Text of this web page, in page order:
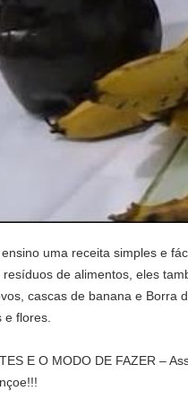
uma receita simples e
resíduos de alimentos, eles
cascas de banana e Borra
e flores.
E O MODO DE FAZER –